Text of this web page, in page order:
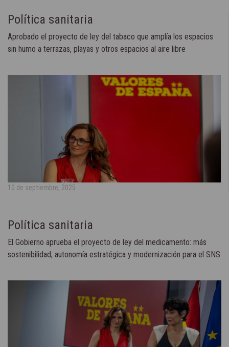
Política sanitaria
Aprobado el proyecto de ley del tabaco que amplía los espacios
sin humo a terrazas, playas y otros espacios al aire libre
10 de septiembre, 2025
Política sanitaria
El Gobierno aprueba el proyecto de ley del medicamento: más
sostenibilidad, autonomía estratégica y modernización para el SNS